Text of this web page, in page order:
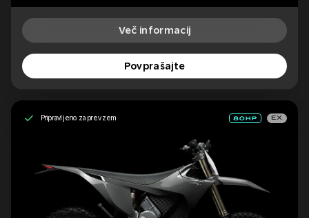
Več informacij
Povprašajte
Pripravljeno za prevzem EX